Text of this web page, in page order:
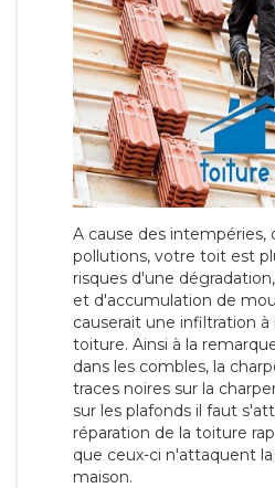
A cause des intempéries,
pollutions, votre toit est
risques d'une
et d'accumulation de
causerait une infiltration
toiture. Ainsi à la
dans les combles, la
traces noires sur la
sur les plafonds il faut
réparation de la toiture
que ceux-ci n'attaquent
maison.